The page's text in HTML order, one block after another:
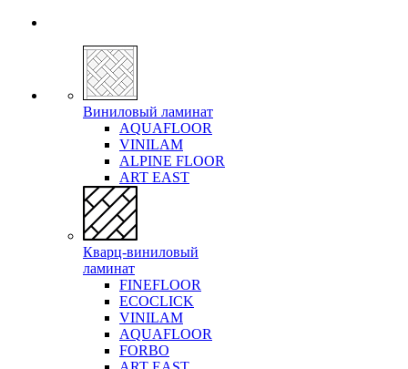
Виниловый ламинат
AQUAFLOOR
VINILAM
ALPINE FLOOR
ART EAST
Кварц-виниловый
ламинат
FINEFLOOR
ECOCLICK
VINILAM
AQUAFLOOR
FORBO